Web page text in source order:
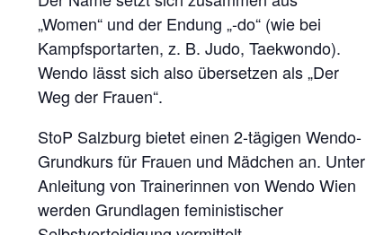
„Women“ und der Endung „-do“ (wie bei
Kampfsportarten, z. B. Judo, Taekwondo).
Wendo lässt sich also übersetzen als „Der
Weg der Frauen“.
StoP Salzburg bietet einen 2-tägigen Wendo-
Grundkurs für Frauen und Mädchen an. Unter
Anleitung von Trainerinnen von Wendo Wien
werden Grundlagen feministischer